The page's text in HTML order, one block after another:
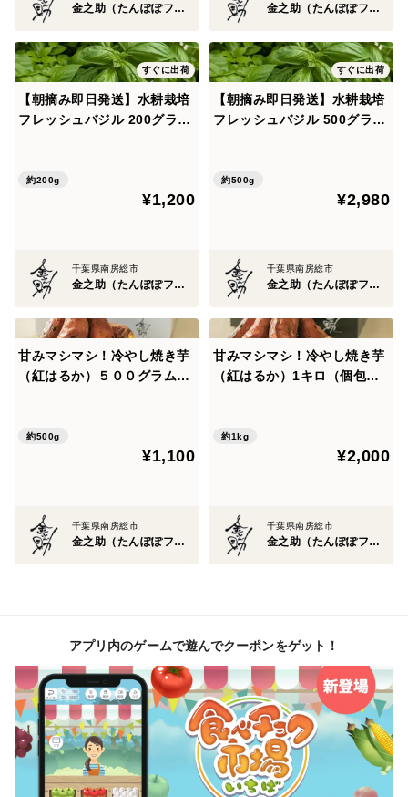
金之助（たんぽぽファーム） 金之助（たんぽぽファーム）
すぐに出荷
【朝摘み即日発送】水耕栽培
フレッシュバジル 200グラム
家直送 国産
約200g
¥1,200
千葉県南房総市
金之助（たんぽぽファーム）
すぐに出荷
【朝摘み即日発送】水耕栽培
フレッシュバジル 500グラム
家直送 国産
約500g
¥2,980
千葉県南房総市
金之助（たんぽぽファーム）
甘みマシマシ！冷やし焼き芋
（紅はるか）５００グラム
約500g
¥1,100
千葉県南房総市
金之助（たんぽぽファーム）
甘みマシマシ！冷やし焼き芋
（紅はるか）1キロ（個包装
約1kg
¥2,000
千葉県南房総市
金之助（たんぽぽファーム）
アプリ内のゲームで遊んでクーポンをゲット！